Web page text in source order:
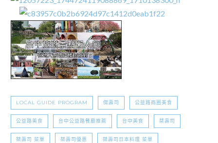
LOCAL GUIDE PROGRAM 傑壽司 公益路商圈美食
公益路美食 台中公益路餐廳推薦 台中美食 桀壽司
桀壽司 菜單 桀壽司優惠 桀壽司日本料理 菜單